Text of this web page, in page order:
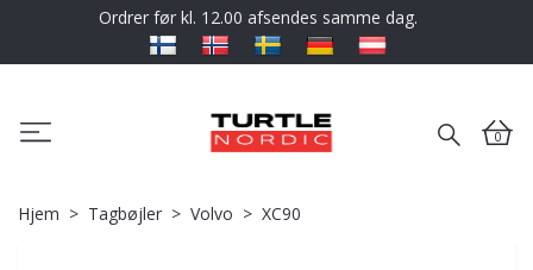
Ordrer før kl. 12.00 afsendes samme dag.
0
Hjem Tagbøjler Volvo XC90